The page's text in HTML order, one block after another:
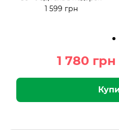
1 599 грн
1 780 грн